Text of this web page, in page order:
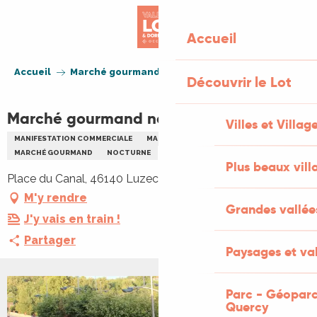
Accueil
Découvrir le Lot
Villes et
Plus beaux
Grandes
Paysages et
Parc -
Quercy
Accueil Marché gourmand nocturne
Marché gourmand nocturne
MANIFESTATION COMMERCIALE
MARCHÉ THÉMATIQUE
MARCHÉ GOURMAND
NOCTURNE
Place du Canal, 46140 Luzech
M'y rendre
J'y vais en train !
Partager